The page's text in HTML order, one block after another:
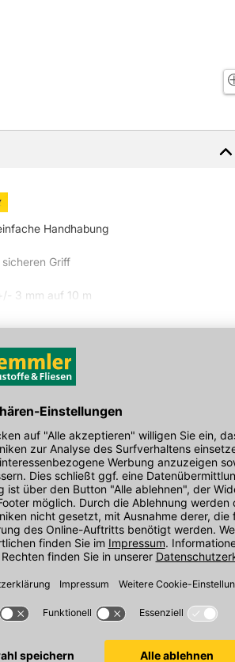
Handhabung
Griff
3 mm auf 10 m
hellen Lichtverhälnissen
Zentimetern, Fuß und ZollLängen-,
3253561771002
Link um direkt zum Kontaktformular
bearbeiten.